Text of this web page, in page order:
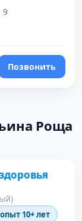
9
Позвонить
Роща
10+ лет